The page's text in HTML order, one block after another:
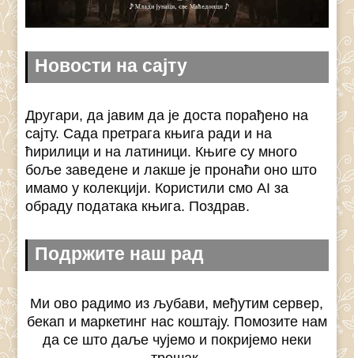
Новости на сајту
Другари, да јавим да је доста порађено на
сајту. Сада претрага књига ради и на
ћирилици и на латиници. Књиге су много
боље заведене и лакше је пронаћи оно што
имамо у колекцији. Користили смо AI за
обраду података књига. Поздрав.
Подржите наш рад
Ми ово радимо из љубави, међутим сервер,
бекап и маркетинг нас коштају. Помозите нам
да се што даље чујемо и покријемо неки